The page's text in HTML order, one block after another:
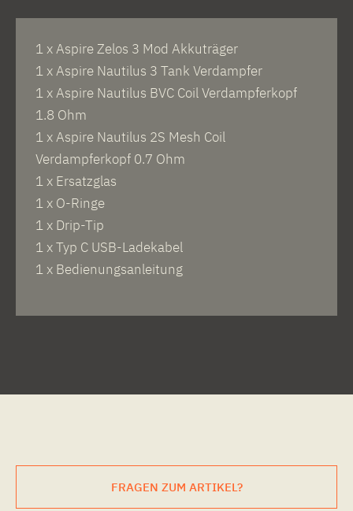
1 x Aspire Zelos 3 Mod Akkuträger
1 x Aspire Nautilus 3 Tank Verdampfer
1 x Aspire Nautilus BVC Coil Verdampferkopf
1.8 Ohm
1 x Aspire Nautilus 2S Mesh Coil
Verdampferkopf 0.7 Ohm
1 x Ersatzglas
1 x O-Ringe
1 x Drip-Tip
1 x Typ C USB-Ladekabel
1 x Bedienungsanleitung
FRAGEN ZUM ARTIKEL?